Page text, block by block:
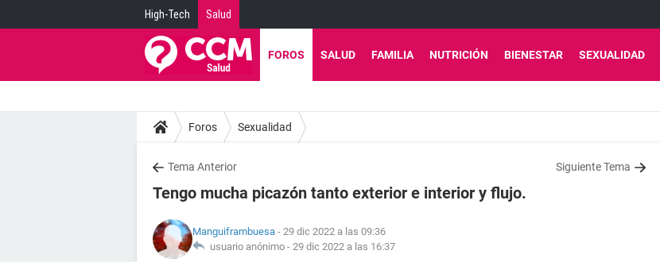
High-Tech Salud
FOROS SALUD FAMILIA NUTRICIÓN BIENESTAR SEXUALIDAD
Foros Sexualidad
Tema Anterior Siguiente Tema
Tengo mucha picazón tanto exterior e interior y flujo.
Manguiframbuesa - 29 dic 2022 a las 09:36
usuario anónimo - 29 dic 2022 a las 16:37